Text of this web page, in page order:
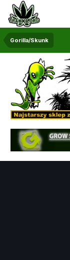
Gorilla/Skunk